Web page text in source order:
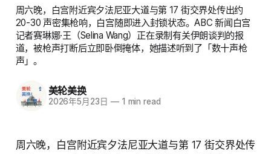
周六晚，白宫附近宾夕法尼亚大道与第 17 街交界处传出约
20-30 声密集枪响，白宫随即进入封锁状态。ABC 新闻白宫
记者赛琳娜·王（Selina Wang）正在录制有关伊朗谈判的报
道，被枪声打断后立即卧倒掩体，她描述听到了「数十声枪
声」。
美轮美换
2026年5月23日 —1 min read
周六晚，白宫附近宾夕法尼亚大道与第 17 街交界处传